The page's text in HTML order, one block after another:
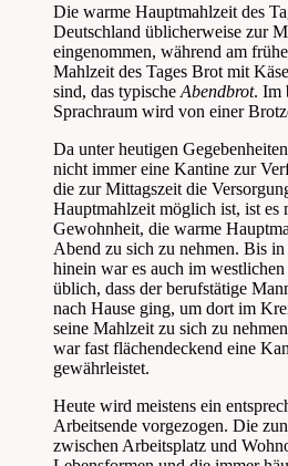
Die warme Hauptmahlzeit des
Deutschland üblicherweise zur
eingenommen, während am
Mahlzeit des Tages Brot mit
sind, das typische Abendbrot. Im
Sprachraum wird von einer
Da unter heutigen
nicht immer eine Kantine zur
die zur Mittagszeit die
Hauptmahlzeit möglich ist, ist es
Gewohnheit, die warme
Abend zu sich zu nehmen. Bis in
hinein war es auch im
üblich, dass der berufstätige
nach Hause ging, um dort im
seine Mahlzeit zu sich zu
war fast flächendeckend eine
gewährleistet.
Heute wird meistens ein
Arbeitsende vorgezogen. Die
zwischen Arbeitsplatz und